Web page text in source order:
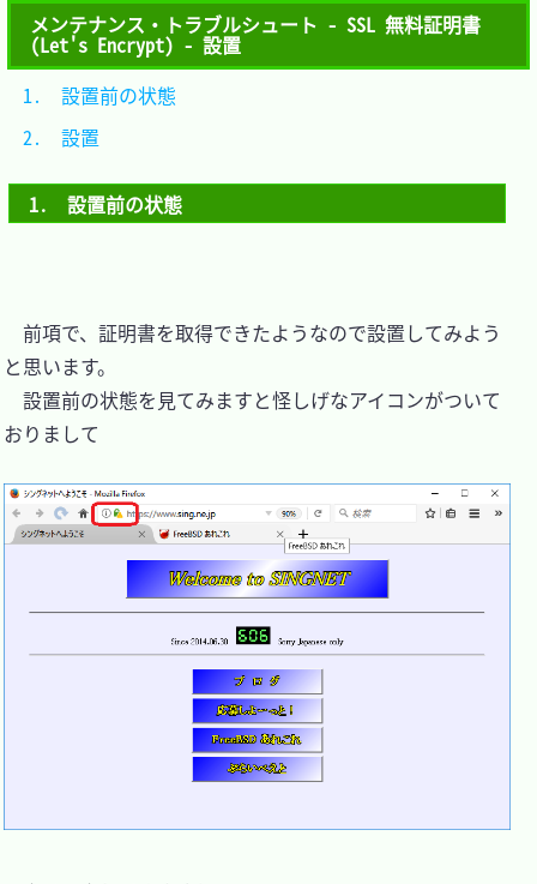
メンテナンス・トラブルシュート - SSL 無料証明書
(Let's Encrypt) - 設置
1.　設置前の状態
前項で、証明書を取得できたようなので設置してみよう
と思います。
設置前の状態を見てみますと怪しげなアイコンがついて
おりまして